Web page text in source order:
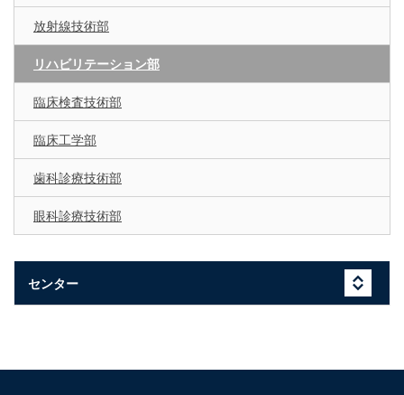
放射線技術部
リハビリテーション部
臨床検査技術部
臨床工学部
歯科診療技術部
眼科診療技術部
センター